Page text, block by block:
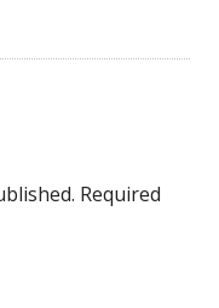
Required